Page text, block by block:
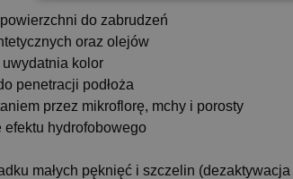
do zabrudzeń
oraz olejów
uwydatnia kolor
penetracji podłoża
przez mikroflorę, mchy i porosty
hydrofobowego
małych pęknięć i szczelin (dezaktywacja